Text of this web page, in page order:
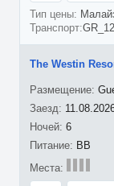
6
The Westin
BB